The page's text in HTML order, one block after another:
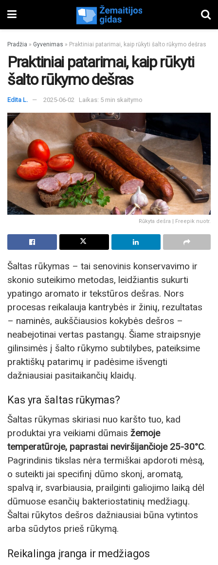
Pradžia » Gyvenimas » Praktiniai patarimai, kaip rūkyti šalto rūkymo dešras
Praktiniai patarimai, kaip rūkyti
šalto rūkymo dešras
Edita L. 2025-06-02 Laikas: 5 min skaitymo
Rūkyta dešra | Freepik nuotr.
Šaltas rūkymas – tai senovinis konservavimo ir
skonio suteikimo metodas, leidžiantis sukurti
ypatingo aromato ir tekstūros dešras. Nors
procesas reikalauja kantrybės ir žinių, rezultatas
– naminės, aukščiausios kokybės dešros –
neabejotinai vertas pastangų. Šiame straipsnyje
gilinsimės į šalto rūkymo subtilybes, pateiksime
praktiškų patarimų ir padėsime išvengti
dažniausiai pasitaikančių klaidų.
Kas yra šaltas rūkymas?
Šaltas rūkymas skiriasi nuo karšto tuo, kad
produktai yra veikiami dūmais žemoje
temperatūroje, paprastai neviršijančioje 25-30°C.
Pagrindinis tikslas nėra termiškai apdoroti mėsą,
o suteikti jai specifinį dūmo skonį, aromatą,
spalvą ir, svarbiausia, prailginti galiojimo laiką dėl
dūmuose esančių bakteriostatinių medžiagų.
Šaltai rūkytos dešros dažniausiai būna vytintos
arba sūdytos prieš rūkymą.
Reikalinga įranga ir medžiagos